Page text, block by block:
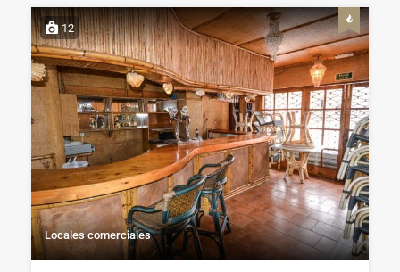
12
Locales comerciales